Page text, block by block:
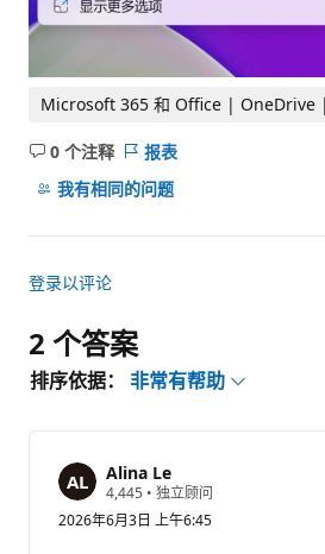
Microsoft 365 和 Office | OneDrive
0 个注释
无
注
报表
我有相同的问题
登录以评论
2 个答案
排序依据： 非常有帮助
Alina Le
4,445 信
誉
分
• 独立顾问
2026年6月3日 上午6:45